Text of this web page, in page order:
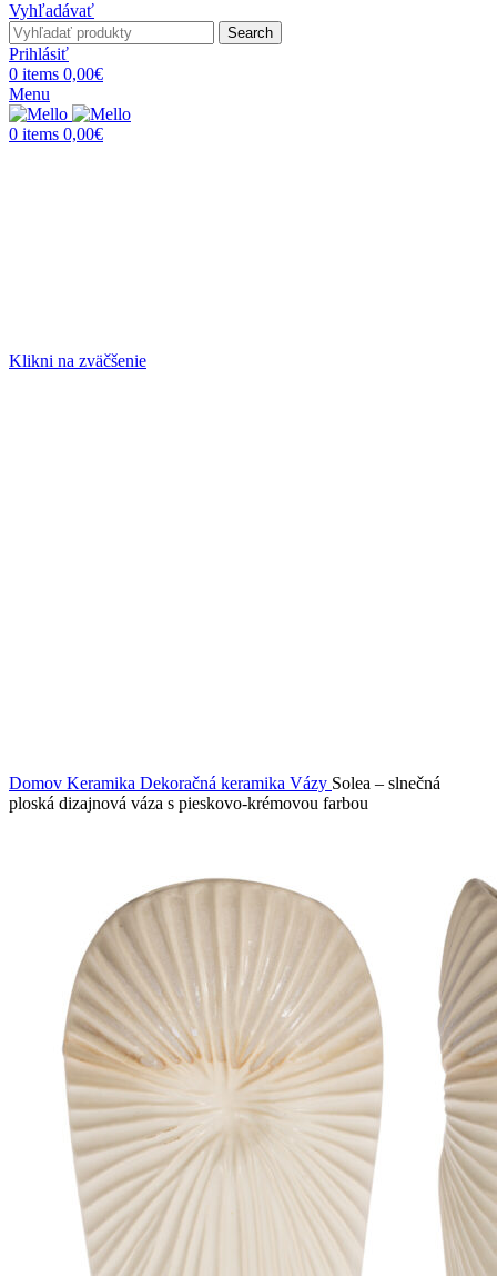
Vyhľadávať
Search
Prihlásiť
0 items 0,00€
Menu
0 items 0,00€
Klikni na zväčšenie
Domov Keramika Dekoračná keramika Vázy Solea – slnečná
ploská dizajnová váza s pieskovo-krémovou farbou